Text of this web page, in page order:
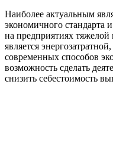
Наиболее актуальным
экономичного стандарта
на предприятиях
является
современных способов
возможность сделать
снизить себестоимость